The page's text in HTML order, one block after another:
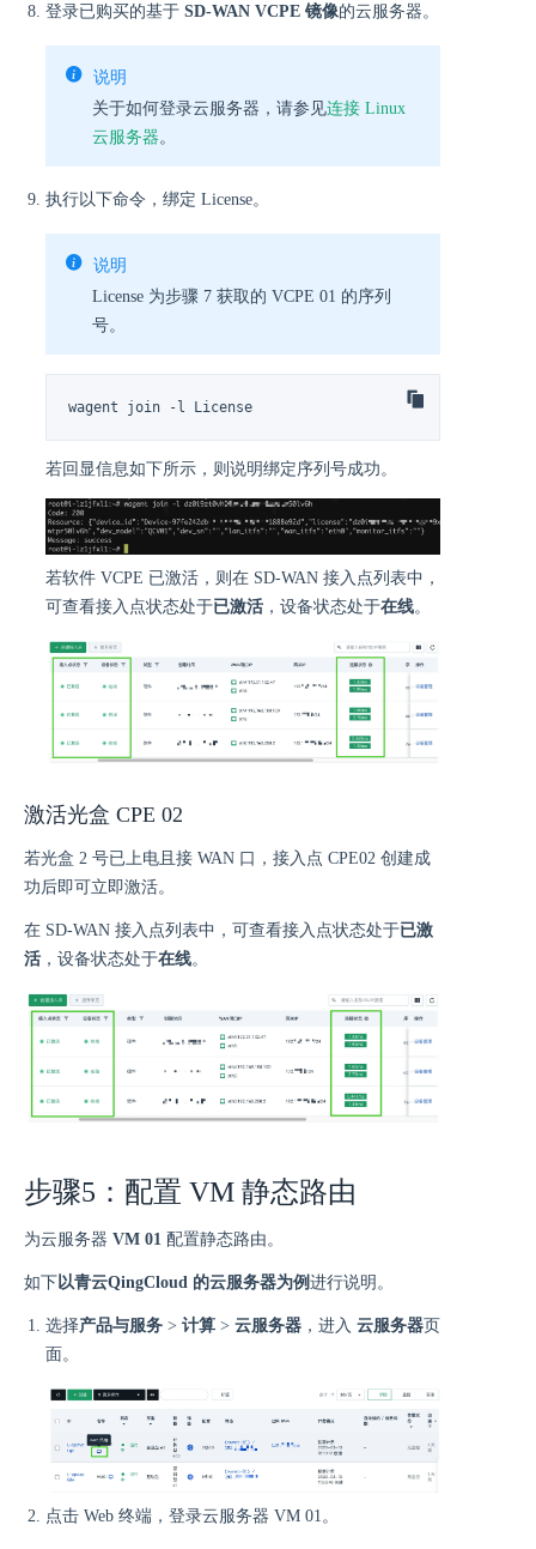
登录已购买的基于 SD-WAN VCPE 镜像的云服务器。
说明
关于如何登录云服务器，请参见连接 Linux
云服务器 。
执行以下命令，绑定 License。
说明
License 为步骤 7 获取的 VCPE 01 的序列
号。
wagent join -l License
若回显信息如下所示，则说明绑定序列号成功。
若软件 VCPE 已激活，则在 SD-WAN 接入点列表中，
可查看接入点状态处于已激活 ，设备状态处于在线。
激活光盒 CPE 02
若光盒 2 号已上电且接 WAN 口，接入点 CPE02 创建成
功后即可立即激活。
在 SD-WAN 接入点列表中，可查看接入点状态处于已激
活 ，设备状态处于在线。
步骤5：配置 VM 静态路由
为云服务器 VM 01 配置静态路由。
如下 以青云QingCloud 的云服务器为例进行说明。
选择产品与服务 > 计算 > 云服务器 ，进入 云服务器页
面。
点击 Web 终端，登录云服务器 VM 01。